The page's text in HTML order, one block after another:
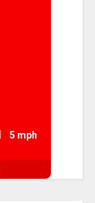
5 mph